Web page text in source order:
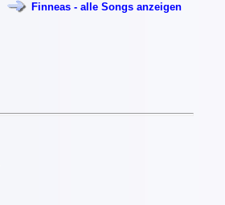
Finneas - alle Songs anzeigen